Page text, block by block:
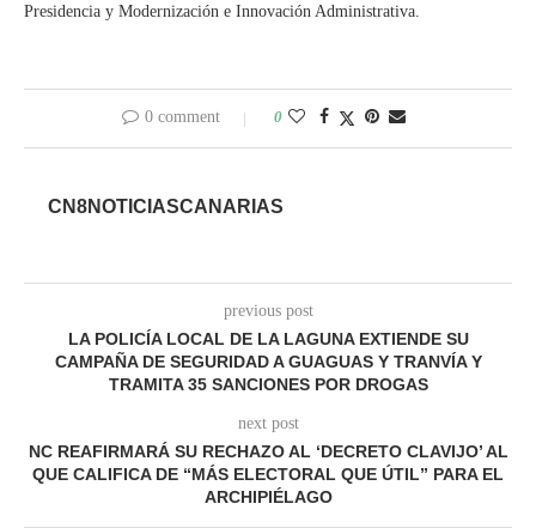
Presidencia y Modernización e Innovación Administrativa.
0 comment 0
CN8NOTICIASCANARIAS
previous post
LA POLICÍA LOCAL DE LA LAGUNA EXTIENDE SU
CAMPAÑA DE SEGURIDAD A GUAGUAS Y TRANVÍA Y
TRAMITA 35 SANCIONES POR DROGAS
next post
NC REAFIRMARÁ SU RECHAZO AL ‘DECRETO CLAVIJO’ AL
QUE CALIFICA DE “MÁS ELECTORAL QUE ÚTIL” PARA EL
ARCHIPIÉLAGO